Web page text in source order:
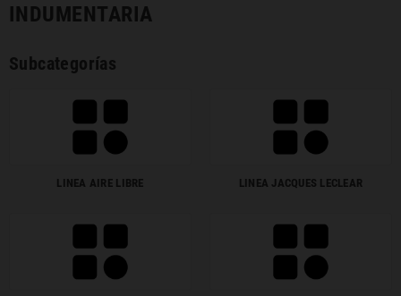
INDUMENTARIA
Subcategorías
LINEA AIRE LIBRE LINEA JACQUES LECLEAR